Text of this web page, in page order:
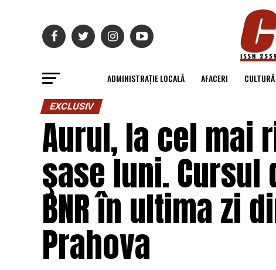
ADMINISTRAȚIE LOCALĂ AFACERI CULTURĂ
EXCLUSIV
Aurul, la cel mai
şase luni.
BNR în ultima zi
Prahova